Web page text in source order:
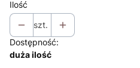
Ilość
szt.
Dostępność:
duża ilość